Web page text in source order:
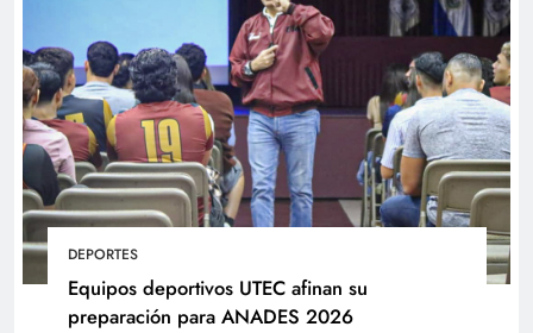
DEPORTES
Equipos deportivos UTEC afinan su
preparación para ANADES 2026